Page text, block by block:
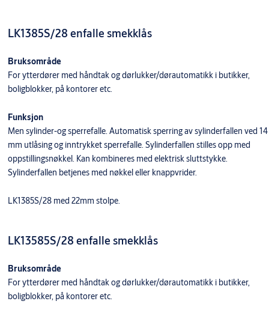
LK1385S/28 enfalle smekklås
Bruksområde
For ytterdører med håndtak og dørlukker/dørautomatikk i butikker,
boligblokker, på kontorer etc.
Funksjon
Men sylinder-og sperrefalle. Automatisk sperring av sylinderfallen ved 14
mm utlåsing og inntrykket sperrefalle. Sylinderfallen stilles opp med
oppstillingsnøkkel. Kan kombineres med elektrisk sluttstykke.
Sylinderfallen betjenes med nøkkel eller knappvrider.
LK1385S/28 med 22mm stolpe.
LK13585S/28 enfalle smekklås
Bruksområde
For ytterdører med håndtak og dørlukker/dørautomatikk i butikker,
boligblokker, på kontorer etc.